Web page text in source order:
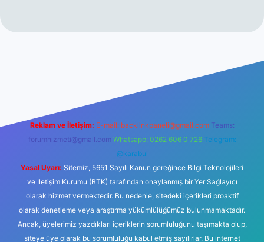
m elexbet
Reklam ve İletişim: E-mail: backlinkpaneli@gmail.com Teams:
forumhizmeti@gmail.com Whatsapp: 0262 606 0 726 Telegram:
@karabul
Yasal Uyarı: Sitemiz, 5651 Sayılı Kanun gereğince Bilgi Teknolojileri
ve İletişim Kurumu (BTK) tarafından onaylanmış bir Yer Sağlayıcı
olarak hizmet vermektedir. Bu nedenle, sitedeki içerikleri proaktif
olarak denetleme veya araştırma yükümlülüğümüz bulunmamaktadır.
Ancak, üyelerimiz yazdıkları içeriklerin sorumluluğunu taşımakta olup,
siteye üye olarak bu sorumluluğu kabul etmiş sayılırlar. Bu internet